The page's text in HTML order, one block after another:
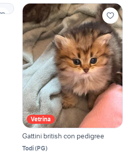
Vetrina
Gattini british con pedigree
Todi(PG)